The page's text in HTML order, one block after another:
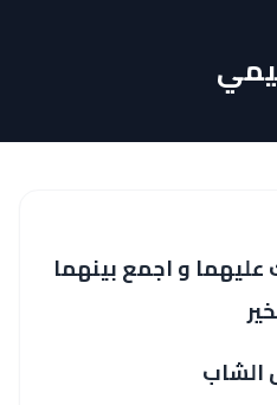
عليهما و اجمع بينهما
الشاب